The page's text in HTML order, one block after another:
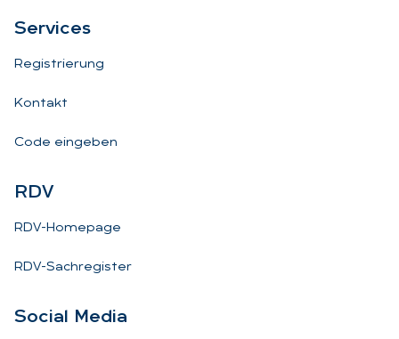
Ser­vices
Registrierung
Kontakt
Code eingeben
RDV
RDV-Homepage
RDV-Sachregister
So­ci­al Me­dia